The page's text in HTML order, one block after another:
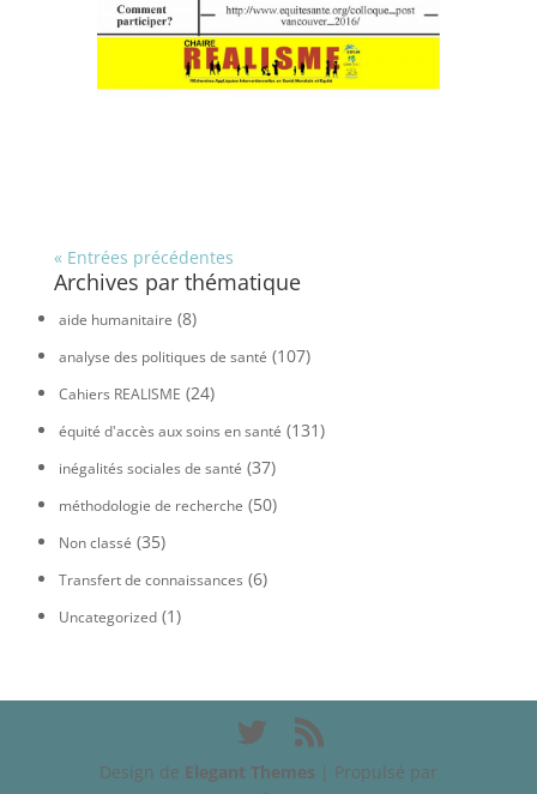
« Entrées précédentes
Archives par thématique
aide humanitaire (8)
analyse des politiques de santé (107)
Cahiers REALISME (24)
équité d'accès aux soins en santé (131)
inégalités sociales de santé (37)
méthodologie de recherche (50)
Non classé (35)
Transfert de connaissances (6)
Uncategorized(1)
Design de Elegant Themes | Propulsé par